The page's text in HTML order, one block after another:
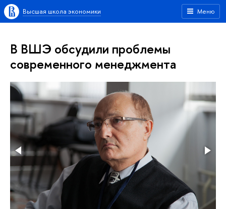
Меню
Высшая школа экономики
В ВШЭ обсудили проблемы
современного менеджмента